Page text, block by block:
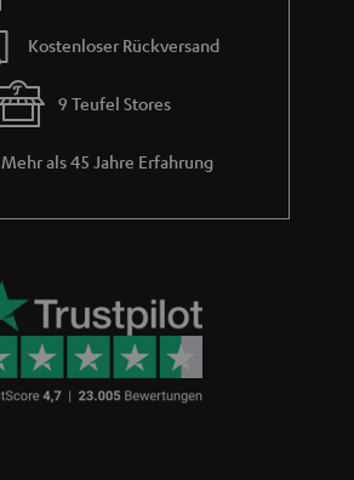
Kostenloser Rückversand
9 Teufel Stores
Mehr als 45 Jahre Erfahrung